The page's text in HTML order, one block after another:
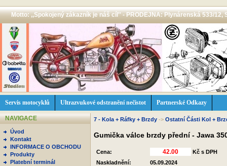
Motto: ,,Spokojený zákazník je náš cíl'' - PRODEJNA: Plynárenská 533/12,
Servis motocyklů Ultrazvukové odstranění nečistot Partnerské Odkazy
NAVIGACE
Úvod
Kontakt
INFORMACE O OBCHODU
Produkty
Platební terminál
7 - Kola + Ráfky + Brzdy -> Ostatní Části Kol +
Gumička válce brzdy přední - Jawa
Cena:
Kč s DPH
Naskladnění:
05.09.2024